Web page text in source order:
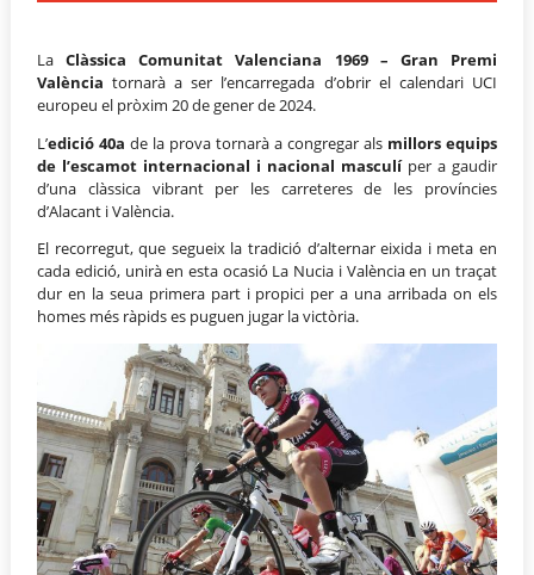
LaClàssica Comunitat Valenciana 1969 – Gran Premi
València tornarà a ser l’encarregada d’obrir el calendari UCI
europeu el pròxim 20 de gener de 2024.
L’edició 40a de la prova tornarà a congregar als millors equips
de l’escamot internacional i nacional masculíper a gaudir
d’una clàssica vibrant per les carreteres de les províncies
d’Alacant i València.
El recorregut, que segueix la tradició d’alternar eixida i meta en
cada edició, unirà en esta ocasió La Nucia i València en un traçat
dur en la seua primera part i propici per a una arribada on els
homes més ràpids es puguen jugar la victòria.